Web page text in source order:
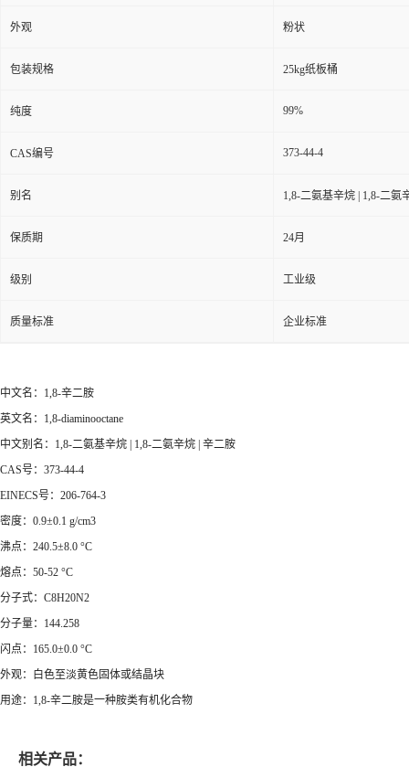
外观 粉状
包装规格 25kg纸板桶
纯度 99%
CAS编号 373-44-4
别名 1,8-二氨基辛烷 | 1,8-二氨
保质期 24月
级别 工业级
质量标准 企业标准
中文名：1,8-辛二胺
英文名：1,8-diaminooctane
中文别名：1,8-二氨基辛烷 | 1,8-二氨辛烷 | 辛二胺
CAS号：373-44-4
EINECS号：206-764-3
密度：0.9±0.1 g/cm3
沸点：240.5±8.0 °C
熔点：50-52 °C
分子式：C8H20N2
分子量：144.258
闪点：165.0±0.0 °C
外观：白色至淡黄色固体或结晶块
用途：1,8-辛二胺是一种胺类有机化合物
相关产品：